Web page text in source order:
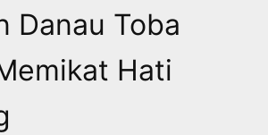
Danau Toba
Hati